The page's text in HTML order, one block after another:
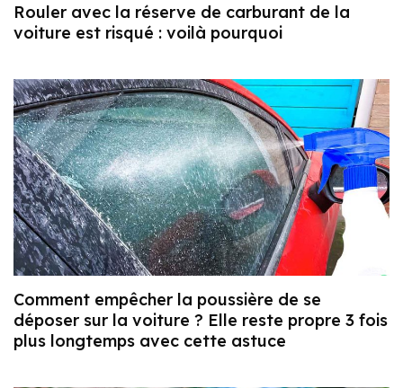
Rouler avec la réserve de carburant de la
voiture est risqué : voilà pourquoi
Comment empêcher la poussière de se
déposer sur la voiture ? Elle reste propre 3 fois
plus longtemps avec cette astuce